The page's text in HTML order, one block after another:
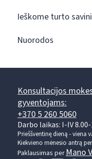
Ieškome turto
Nuorodos
Konsultacijos
gyventojams:
+370 5 260 5060
Darbo laikas: I-IV 8.00-
Prieššventinę dieną - viena
Kiekvieno mėnesio antrą
Paklausimas per Mano